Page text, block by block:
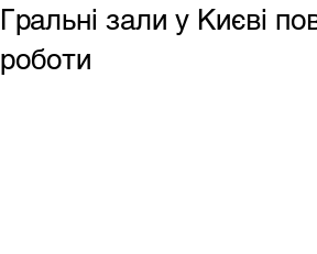
Гральні зали у Києві
роботи